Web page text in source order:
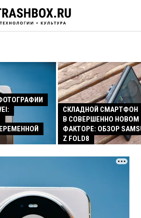
СКЛАДНОЙ СМАРТФОН
В СОВЕРШЕННО
ФАКТОРЕ: ОБЗОР
Z FOLD8